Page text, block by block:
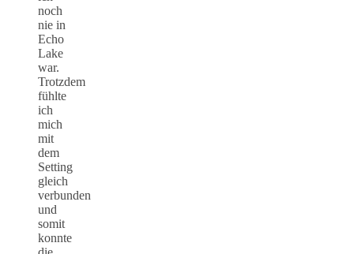
noch
nie in
Echo
Lake
war.
Trotzdem
fühlte
ich
mich
mit
dem
Setting
gleich
verbunden
und
somit
konnte